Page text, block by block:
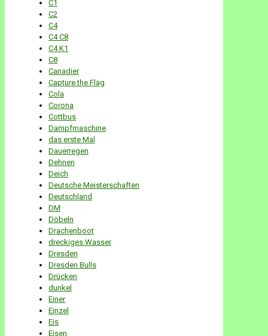
C1
C2
C4
C4 C8
C4 K1
C8
Canadier
Capture the Flag
Cola
Corona
Cottbus
Dampfmaschine
das erste Mal
Dauerregen
Dehnen
Deich
Deutsche Meisterschaften
Deutschland
DM
Döbeln
Drachenboot
dreckiges Wasser
Dresden
Dresden Bulls
Drücken
dunkel
Einer
Einzel
Eis
Eisen